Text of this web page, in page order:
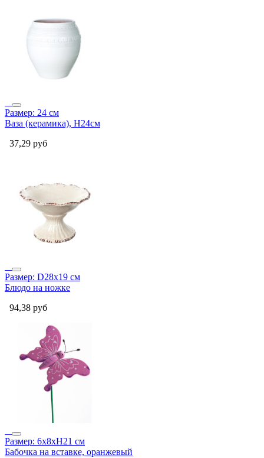
Размер: 24 см
Ваза (керамика), H24см
37,29 руб
Размер: D28x19 см
Блюдо на ножке
94,38 руб
Размер: 6х8хН21 см
Бабочка на вставке, оранжевый